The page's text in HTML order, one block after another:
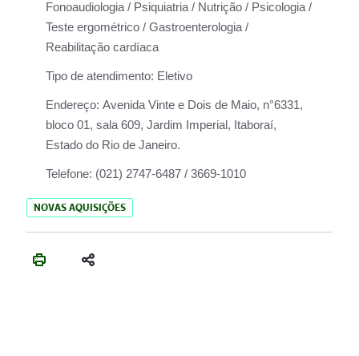
Fonoaudiologia / Psiquiatria / Nutrição / Psicologia /
Teste ergométrico / Gastroenterologia /
Reabilitação cardíaca
Tipo de atendimento: Eletivo
Endereço: Avenida Vinte e Dois de Maio, n°6331,
bloco 01, sala 609, Jardim Imperial, Itaboraí,
Estado do Rio de Janeiro.
Telefone: (021) 2747-6487 / 3669-1010
NOVAS AQUISIÇÕES